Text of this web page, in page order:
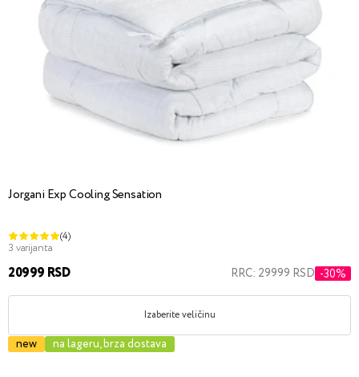
Jorgani Exp Cooling Sensation
(4)
3 varijanta
20999 RSD RRC: 29999 RSD -30%
Izaberite veličinu
new na lageru, brza dostava